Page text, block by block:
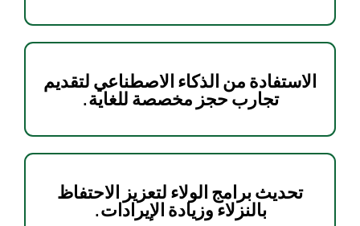
الاستفادة من الذكاء الاصطناعي لتقديم
تجارب حجز مخصصة للغاية.
تحديث برامج الولاء لتعزيز الاحتفاظ
بالنزلاء وزيادة الإيرادات.